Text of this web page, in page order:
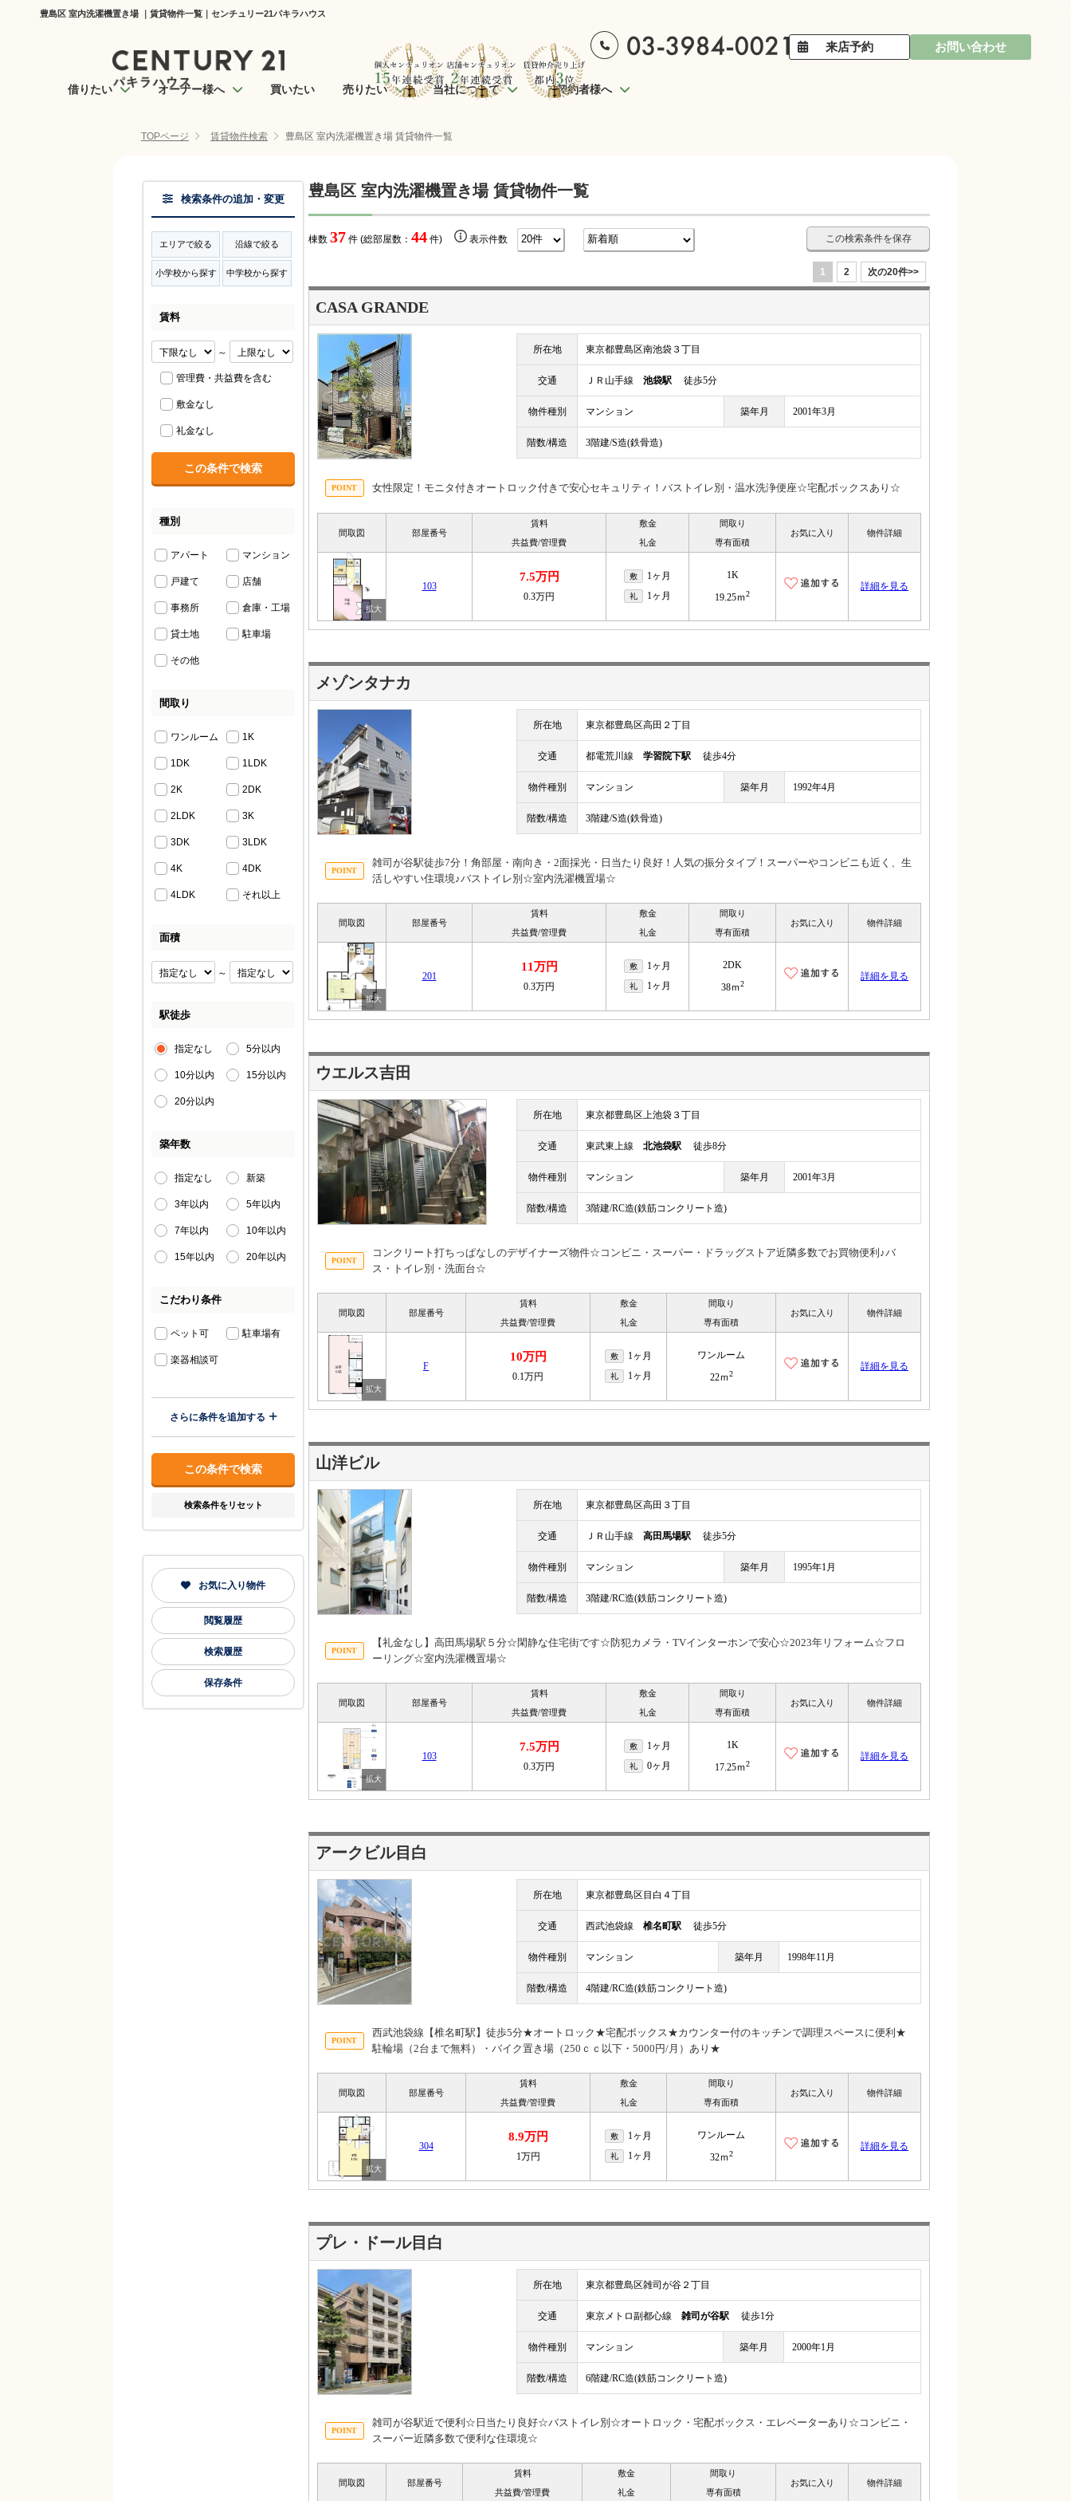
豊島区 室内洗濯機置き場 ｜賃貸物件一覧｜センチュリー21パキラハウス
来店予約 お問い合わせ
借りたい オーナー様へ 買いたい 売りたい 当社について ご契約者様へ
TOPページ 賃貸物件検索 豊島区 室内洗濯機置き場 賃貸物件一覧
豊島区 室内洗濯機置き場 賃貸物件一覧
棟数 37 件 (総部屋数： 44 件) 表示件数 この検索条件を保存
1 2 次の20件>>
CASA GRANDE
所在地 東京都豊島区南池袋３丁目
交通 ＪＲ山手線 池袋駅 徒歩5分
物件種別 マンション 築年月 2001年3月
階数/構造 3階建/S造(鉄骨造)
女性限定！モニタ付きオートロック付きで安心セキュリティ！バストイレ別・温水洗浄便座☆宅配ボックスあり☆
間取図 部屋番号
賃料
共益費/管理費
敷金
礼金
間取り
専有面積
お気に入り 物件詳細
103
7.5万円
0.3万円
敷 1ヶ月
礼 1ヶ月
1K
19.25ｍ2
詳細を見る
メゾンタナカ
所在地 東京都豊島区高田２丁目
交通 都電荒川線 学習院下駅 徒歩4分
物件種別 マンション 築年月 1992年4月
階数/構造 3階建/S造(鉄骨造)
雑司が谷駅徒歩7分！角部屋・南向き・2面採光・日当たり良好！人気の振分タイプ！スーパーやコンビニも近く、生
活しやすい住環境♪バストイレ別☆室内洗濯機置場☆
間取図 部屋番号
賃料
共益費/管理費
敷金
礼金
間取り
専有面積
お気に入り 物件詳細
201
11万円
0.3万円
敷 1ヶ月
礼 1ヶ月
2DK
38ｍ2
詳細を見る
ウエルス吉田
所在地 東京都豊島区上池袋３丁目
交通 東武東上線 北池袋駅 徒歩8分
物件種別 マンション 築年月 2001年3月
階数/構造 3階建/RC造(鉄筋コンクリート造)
コンクリート打ちっぱなしのデザイナーズ物件☆コンビニ・スーパー・ドラッグストア近隣多数でお買物便利♪バ
ス・トイレ別・洗面台☆
間取図 部屋番号
賃料
共益費/管理費
敷金
礼金
間取り
専有面積
お気に入り 物件詳細
F
10万円
0.1万円
敷 1ヶ月
礼 1ヶ月
ワンルーム
22ｍ2
詳細を見る
山洋ビル
所在地 東京都豊島区高田３丁目
交通 ＪＲ山手線 高田馬場駅 徒歩5分
物件種別 マンション 築年月 1995年1月
階数/構造 3階建/RC造(鉄筋コンクリート造)
【礼金なし】高田馬場駅５分☆閑静な住宅街です☆防犯カメラ・TVインターホンで安心☆2023年リフォーム☆フロ
ーリング☆室内洗濯機置場☆
間取図 部屋番号
賃料
共益費/管理費
敷金
礼金
間取り
専有面積
お気に入り 物件詳細
103
7.5万円
0.3万円
敷 1ヶ月
礼 0ヶ月
1K
17.25ｍ2
詳細を見る
アークビル目白
所在地 東京都豊島区目白４丁目
交通 西武池袋線 椎名町駅 徒歩5分
物件種別 マンション 築年月 1998年11月
階数/構造 4階建/RC造(鉄筋コンクリート造)
西武池袋線【椎名町駅】徒歩5分★オートロック★宅配ボックス★カウンター付のキッチンで調理スペースに便利★
駐輪場（2台まで無料）・バイク置き場（250ｃｃ以下・5000円/月）あり★
間取図 部屋番号
賃料
共益費/管理費
敷金
礼金
間取り
専有面積
お気に入り 物件詳細
304
8.9万円
1万円
敷 1ヶ月
礼 1ヶ月
ワンルーム
32ｍ2
詳細を見る
プレ・ドール目白
所在地 東京都豊島区雑司が谷２丁目
交通 東京メトロ副都心線 雑司が谷駅 徒歩1分
物件種別 マンション 築年月 2000年1月
階数/構造 6階建/RC造(鉄筋コンクリート造)
雑司が谷駅近で便利☆日当たり良好☆バストイレ別☆オートロック・宅配ボックス・エレベーターあり☆コンビニ・
スーパー近隣多数で便利な住環境☆
間取図 部屋番号
賃料
共益費/管理費
敷金
礼金
間取り
専有面積
お気に入り 物件詳細
検索条件の追加・変更
エリアで絞る 沿線で絞る
小学校から探す 中学校から探す
賃料
～
管理費・共益費を含む
敷金なし
礼金なし
種別
アパート マンション
戸建て 店舗
事務所 倉庫・工場
貸土地 駐車場
その他
間取り
ワンルーム 1K
1DK 1LDK
2K 2DK
2LDK 3K
3DK 3LDK
4K 4DK
4LDK それ以上
面積
～
駅徒歩
指定なし 5分以内
10分以内 15分以内
20分以内
築年数
指定なし 新築
3年以内 5年以内
7年以内 10年以内
15年以内 20年以内
こだわり条件
ペット可 駐車場有
楽器相談可
さらに条件を追加する
検索条件をリセット
お気に入り物件
閲覧履歴
検索履歴
保存条件